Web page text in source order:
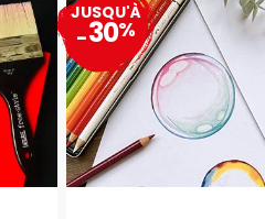
JUSQU'À
-30%